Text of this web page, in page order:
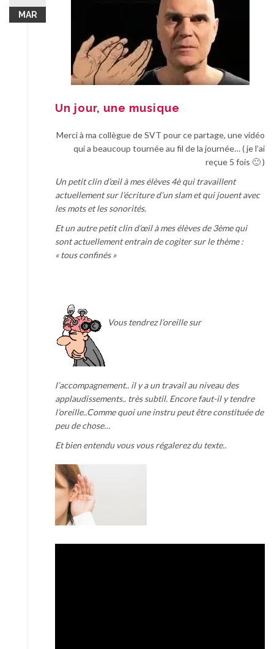
MAR
Un jour, une musique
Merci à ma collègue de SVT pour ce partage, une vidéo
qui a beaucoup tournée au fil de la journée… ( je l’ai
reçue 5 fois 🙂 )
Un petit clin d’œil à mes élèves 4è qui travaillent
actuellement sur l’écriture d’un slam et qui jouent avec
les mots et les sonorités.
Et un autre petit clin d’œil à mes élèves de 3ème qui
sont actuellement entrain de cogiter sur le thème :
« tous confinés »
Vous tendrez l’oreille sur
l’accompagnement.. il y a un travail au niveau des
applaudissements.. très subtil. Encore faut-il y tendre
l’oreille..Comme quoi une instru peut être constituée de
peu de chose…
Et bien entendu vous vous régalerez du texte..